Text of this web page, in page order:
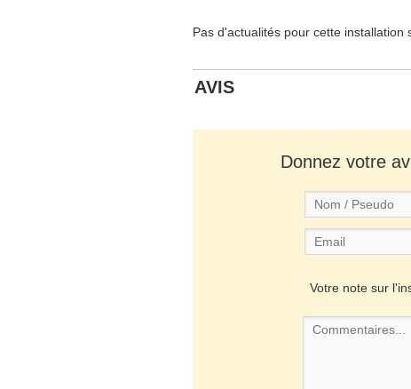
Pas d'actualités pour cette installation
AVIS
Donnez votre
Votre note sur